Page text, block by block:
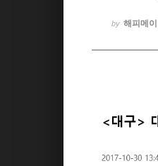
by 해피메이
스케치북5